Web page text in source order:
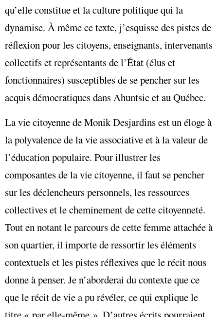
qu’elle constitue et la culture politique qui la
dynamise. À même ce texte, j’esquisse des pistes de
réflexion pour les citoyens, enseignants, intervenants
collectifs et représentants de l’État (élus et
fonctionnaires) susceptibles de se pencher sur les
acquis démocratiques dans Ahuntsic et au Québec.
La vie citoyenne de Monik Desjardins est un éloge à
la polyvalence de la vie associative et à la valeur de
l’éducation populaire. Pour illustrer les
composantes de la vie citoyenne, il faut se pencher
sur les déclencheurs personnels, les ressources
collectives et le cheminement de cette citoyenneté.
Tout en notant le parcours de cette femme attachée à
son quartier, il importe de ressortir les éléments
contextuels et les pistes réflexives que le récit nous
donne à penser. Je n’aborderai du contexte que ce
que le récit de vie a pu révéler, ce qui explique le